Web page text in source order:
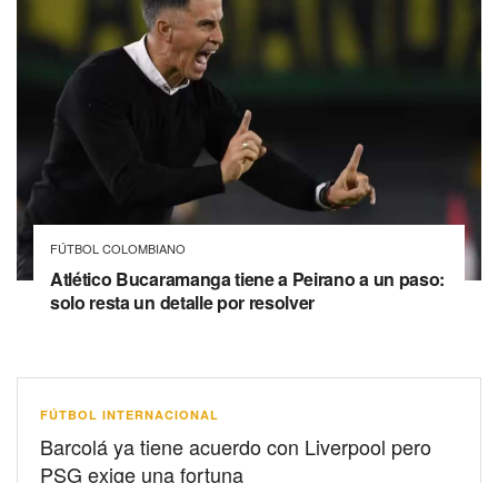
FÚTBOL COLOMBIANO
Atlético Bucaramanga tiene a Peirano a un paso:
solo resta un detalle por resolver
FÚTBOL INTERNACIONAL
Barcolá ya tiene acuerdo con Liverpool pero
PSG exige una fortuna